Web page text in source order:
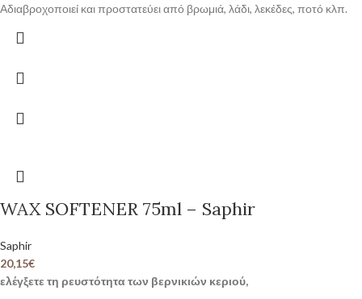
Αδιαβροχοποιεί και προστατεύει από βρωμιά, λάδι, λεκέδες, ποτό κλπ.
WAX SOFTENER 75ml – Saphir
Saphir
20,15€
ελέγξετε τη ρευστότητα των βερνικιών κεριού,